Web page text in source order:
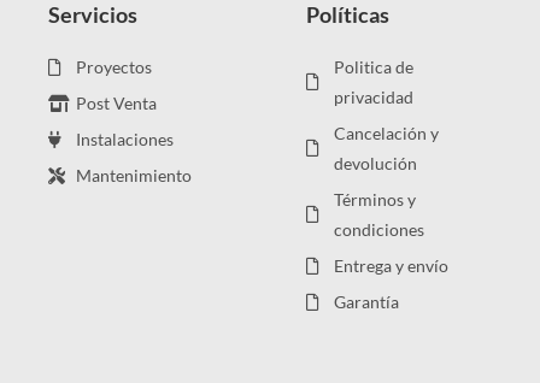
Servicios
Proyectos
Post Venta
Instalaciones
Mantenimiento
Políticas
Politica de
privacidad
Cancelación y
devolución
Términos y
condiciones
Entrega y envío
Garantía